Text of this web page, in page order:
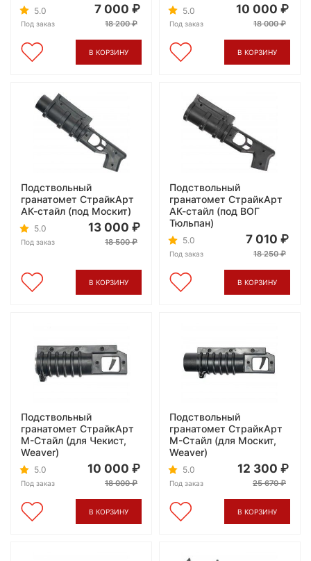
5.0
Под заказ
7 000
18 200
В КОРЗИНУ
5.0
Под заказ
10 000
18 000
В КОРЗИНУ
Подствольный
гранатомет СтрайкАрт
АК-стайл (под Москит)
5.0
Под заказ
13 000
18 500
В КОРЗИНУ
Подствольный
гранатомет СтрайкАрт
АК-стайл (под ВОГ
Тюльпан)
5.0
Под заказ
7 010
18 250
В КОРЗИНУ
Подствольный
гранатомет СтрайкАрт
M-Стайл (для Чекист,
Weaver)
5.0
Под заказ
10 000
18 000
В КОРЗИНУ
Подствольный
гранатомет СтрайкАрт
M-Стайл (для Москит,
Weaver)
5.0
Под заказ
12 300
25 670
В КОРЗИНУ